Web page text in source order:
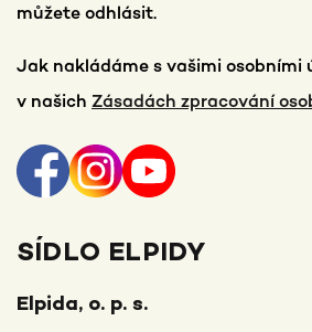
můžete odhlásit.
Jak nakládáme s vašimi osobními
v našich Zásadách zpracování
SÍDLO ELPIDY
Elpida, o. p. s.